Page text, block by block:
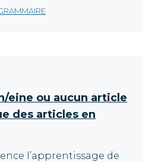
eine ou aucun article
des articles en
l’apprentissage de